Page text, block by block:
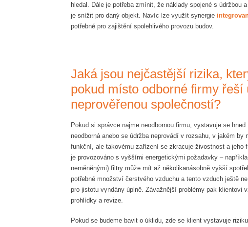
hledal. Dále je potřeba zmínit, že náklady spojené s
je snížit pro daný objekt. Navíc lze využít synergie
potřebné pro zajištění spolehlivého provozu budov.
Jaká jsou nejčastější rizika,
pokud místo odborné firmy
neprověřenou společností?
Pokud si správce najme neodbornou firmu, vystavuje se
neodborná anebo se údržba neprovádí v rozsahu, v jakém
funkční, ale takovému zařízení se zkracuje živostnost a jeho
je provozováno s vyššími energetickými požadavky –
neměněnými) filtry může mít až několikanásobně vyšší
potřebné množství čerstvého vzduchu a tento vzduch ještě
pro jistotu vyndány úplně. Závažnější problémy pak klientovi
prohlídky a revize.
Pokud se budeme bavit o úklidu, zde se klient vystavuje